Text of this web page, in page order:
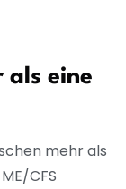
als eine
mehr als
CFS